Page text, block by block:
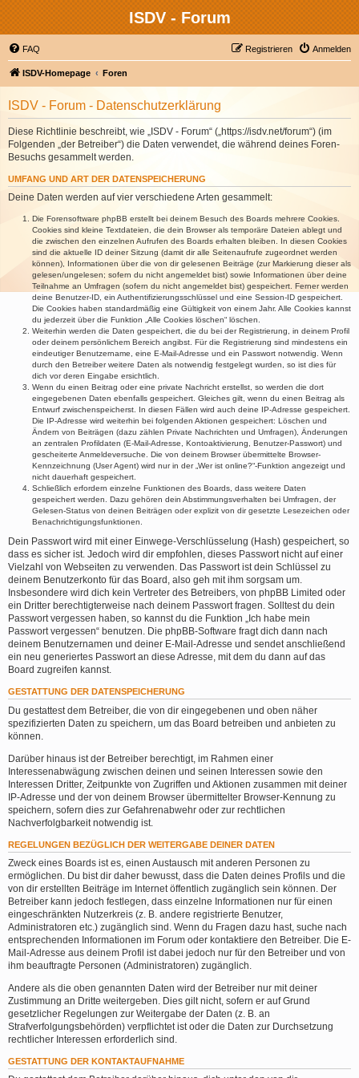
ISDV - Forum
FAQ Anmelden
Registrieren
ISDV-Homepage Foren
ISDV - Forum - Datenschutzerklärung
Diese Richtlinie beschreibt, wie „ISDV - Forum“ („https://isdv.net/forum“) (im
Folgenden „der Betreiber“) die Daten verwendet, die während deines Foren-
Besuchs gesammelt werden.
UMFANG UND ART DER DATENSPEICHERUNG
Deine Daten werden auf vier verschiedene Arten gesammelt:
Die Forensoftware phpBB erstellt bei deinem Besuch des Boards mehrere Cookies.
Cookies sind kleine Textdateien, die dein Browser als temporäre Dateien ablegt und
die zwischen den einzelnen Aufrufen des Boards erhalten bleiben. In diesen Cookies
sind die aktuelle ID deiner Sitzung (damit dir alle Seitenaufrufe zugeordnet werden
können), Informationen über die von dir gelesenen Beiträge (zur Markierung dieser als
gelesen/ungelesen; sofern du nicht angemeldet bist) sowie Informationen über deine
Teilnahme an Umfragen (sofern du nicht angemeldet bist) gespeichert. Ferner werden
deine Benutzer-ID, ein Authentifizierungsschlüssel und eine Session-ID gespeichert.
Die Cookies haben standardmäßig eine Gültigkeit von einem Jahr. Alle Cookies kannst
du jederzeit über die Funktion „Alle Cookies löschen“ löschen.
Weiterhin werden die Daten gespeichert, die du bei der Registrierung, in deinem Profil
oder deinem persönlichem Bereich angibst. Für die Registrierung sind mindestens ein
eindeutiger Benutzername, eine E-Mail-Adresse und ein Passwort notwendig. Wenn
durch den Betreiber weitere Daten als notwendig festgelegt wurden, so ist dies für
dich vor deren Eingabe ersichtlich.
Wenn du einen Beitrag oder eine private Nachricht erstellst, so werden die dort
eingegebenen Daten ebenfalls gespeichert. Gleiches gilt, wenn du einen Beitrag als
Entwurf zwischenspeicherst. In diesen Fällen wird auch deine IP-Adresse gespeichert.
Die IP-Adresse wird weiterhin bei folgenden Aktionen gespeichert: Löschen und
Ändern von Beiträgen (dazu zählen Private Nachrichten und Umfragen), Änderungen
an zentralen Profildaten (E-Mail-Adresse, Kontoaktivierung, Benutzer-Passwort) und
gescheiterte Anmeldeversuche. Die von deinem Browser übermittelte Browser-
Kennzeichnung (User Agent) wird nur in der „Wer ist online?“-Funktion angezeigt und
nicht dauerhaft gespeichert.
Schließlich erfordern einzelne Funktionen des Boards, dass weitere Daten
gespeichert werden. Dazu gehören dein Abstimmungsverhalten bei Umfragen, der
Gelesen-Status von deinen Beiträgen oder explizit von dir gesetzte Lesezeichen oder
Benachrichtigungsfunktionen.
Dein Passwort wird mit einer Einwege-Verschlüsselung (Hash) gespeichert, so
dass es sicher ist. Jedoch wird dir empfohlen, dieses Passwort nicht auf einer
Vielzahl von Webseiten zu verwenden. Das Passwort ist dein Schlüssel zu
deinem Benutzerkonto für das Board, also geh mit ihm sorgsam um.
Insbesondere wird dich kein Vertreter des Betreibers, von phpBB Limited oder
ein Dritter berechtigterweise nach deinem Passwort fragen. Solltest du dein
Passwort vergessen haben, so kannst du die Funktion „Ich habe mein
Passwort vergessen“ benutzen. Die phpBB-Software fragt dich dann nach
deinem Benutzernamen und deiner E-Mail-Adresse und sendet anschließend
ein neu generiertes Passwort an diese Adresse, mit dem du dann auf das
Board zugreifen kannst.
GESTATTUNG DER DATENSPEICHERUNG
Du gestattest dem Betreiber, die von dir eingegebenen und oben näher
spezifizierten Daten zu speichern, um das Board betreiben und anbieten zu
können.
Darüber hinaus ist der Betreiber berechtigt, im Rahmen einer
Interessenabwägung zwischen deinen und seinen Interessen sowie den
Interessen Dritter, Zeitpunkte von Zugriffen und Aktionen zusammen mit deiner
IP-Adresse und der von deinem Browser übermittelter Browser-Kennung zu
speichern, sofern dies zur Gefahrenabwehr oder zur rechtlichen
Nachverfolgbarkeit notwendig ist.
REGELUNGEN BEZÜGLICH DER WEITERGABE DEINER DATEN
Zweck eines Boards ist es, einen Austausch mit anderen Personen zu
ermöglichen. Du bist dir daher bewusst, dass die Daten deines Profils und die
von dir erstellten Beiträge im Internet öffentlich zugänglich sein können. Der
Betreiber kann jedoch festlegen, dass einzelne Informationen nur für einen
eingeschränkten Nutzerkreis (z. B. andere registrierte Benutzer,
Administratoren etc.) zugänglich sind. Wenn du Fragen dazu hast, suche nach
entsprechenden Informationen im Forum oder kontaktiere den Betreiber. Die E-
Mail-Adresse aus deinem Profil ist dabei jedoch nur für den Betreiber und von
ihm beauftragte Personen (Administratoren) zugänglich.
Andere als die oben genannten Daten wird der Betreiber nur mit deiner
Zustimmung an Dritte weitergeben. Dies gilt nicht, sofern er auf Grund
gesetzlicher Regelungen zur Weitergabe der Daten (z. B. an
Strafverfolgungsbehörden) verpflichtet ist oder die Daten zur Durchsetzung
rechtlicher Interessen erforderlich sind.
GESTATTUNG DER KONTAKTAUFNAHME